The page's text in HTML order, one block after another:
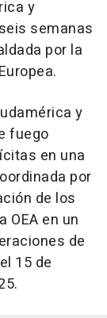
y
semanas
por la
y
fuego
en una
por
de los
OEA en un
de
15 de